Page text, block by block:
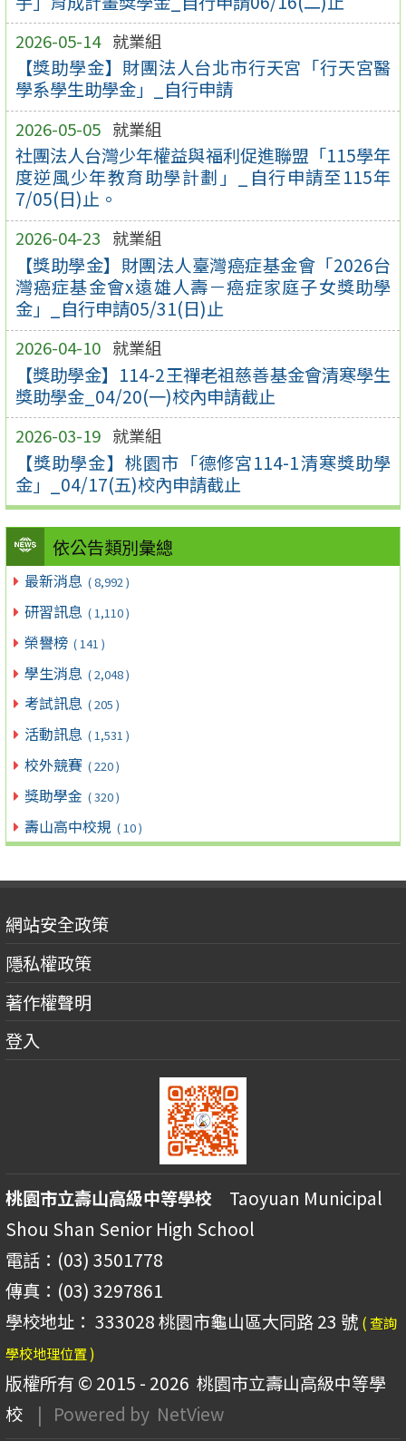
2026-05-14 就業組
【獎助學金】財團法人台北市行天宮「行天宮醫
學系學生助學金」_自行申請
2026-05-05 就業組
社團法人台灣少年權益與福利促進聯盟「115學年
度逆風少年教育助學計劃」_自行申請至115年
7/05(日)止。
2026-04-23 就業組
【獎助學金】財團法人臺灣癌症基金會「2026台
灣癌症基金會x遠雄人壽－癌症家庭子女獎助學
金」_自行申請05/31(日)止
2026-04-10 就業組
【獎助學金】114-2王禪老祖慈善基金會清寒學生
獎助學金_04/20(一)校內申請截止
2026-03-19 就業組
【獎助學金】桃園市「德修宮114-1清寒獎助學
金」_04/17(五)校內申請截止
依公告類別彙總
最新消息 ( 8,992 )
研習訊息 ( 1,110 )
榮譽榜 ( 141 )
學生消息 ( 2,048 )
考試訊息 ( 205 )
活動訊息 ( 1,531 )
校外競賽 ( 220 )
獎助學金 ( 320 )
壽山高中校規 ( 10 )
網站安全政策
隱私權政策
著作權聲明
登入
桃園市立壽山高級中等學校 Taoyuan Municipal
Shou Shan Senior High School
電話：(03) 3501778
傳真：(03) 3297861
學校地址： 333028 桃園市龜山區大同路 23 號 ( 查詢
學校地理位置 )
版權所有 © 2015 - 2026 桃園市立壽山高級中等學
校
| Powered by NetView